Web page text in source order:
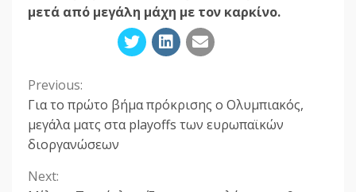
μετά από μεγάλη μάχη με τον καρκίνο.
Continue
Reading
Previous:
Για το πρώτο βήμα πρόκρισης ο Ολυμπιακός,
μεγάλα ματς στα playoffs των ευρωπαϊκών
διοργανώσεων
Next: